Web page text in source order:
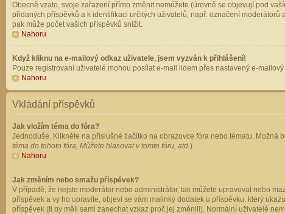
Obecně vzato, svoje zařazení přímo změnit nemůžete (úrovně se objevují pod
přidaných příspěvků a k identifikaci určitých uživatelů, např. označení
pak může počet vašich příspěvků snížit.
Nahoru
Když kliknu na e-mailový odkaz uživatele, jsem vyzván k přihlášení!
Pouze registrovaní uživatelé mohou posílat e-mail lidem přes nastavený e-
Nahoru
Vkládání příspěvků
Jak vložím téma do fóra?
Jednoduše. Klikněte na příslušné tlačítko na obrazovce fóra nebo tématu. Možná
téma do tohoto fóra, Můžete hlasovat v tomto fóru, atd.).
Nahoru
Jak změním nebo smažu příspěvek?
V případě, že nejste moderátor nebo administrátor, tak můžete upravovat nebo
příspěvek a vy ho upravíte, objeví se vám malinký dodatek u příspěvku, který
příspěvek (ti by měli sami zanechat vzkaz proč jej změnili). Normální uživatelé